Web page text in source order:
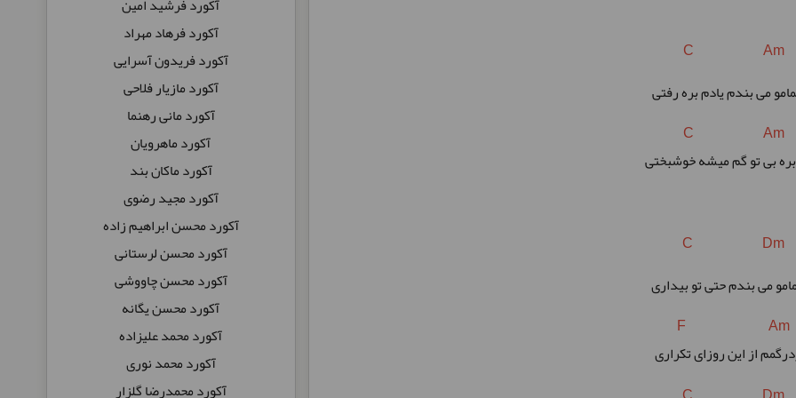
آکورد فرهاد مهراد
آکورد فریدون آسرایی
آکورد مازیار فلاحی
آکورد مانی رهنما
آکورد ماهرویان
آکورد ماکان بند
آکورد مجید رضوی
آکورد محسن ابراهیم زاده
آکورد محسن لرستانی
آکورد محسن چاووشی
آکورد محسن یگانه
آکورد محمد علیزاده
آکورد محمد نوری
آکورد محمدرضا گلزار
C Am
می بندم یادم بره رفتی
C Am
بی تو گم میشه خوشبختی
C Dm
می بندم حتی تو بیداری
F Am
از این روزای تکراری